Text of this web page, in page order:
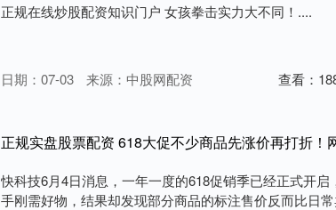
正规在线炒股配资知识门户 女孩拳击实力大不同！....
日期：07-03 来源：中股网配资 查看：
正规实盘股票配资 618大促不少商品先涨价再打折！
快科技6月4日消息，一年一度的618促销季已经正式开
手刚需好物，结果却发现部分商品的标注售价反而比日